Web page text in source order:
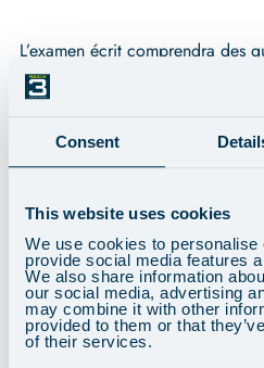
Consent
This website uses cookies
We use cookies to personalise
provide social media features
We also share information
our social media, advertising
may combine it with other
provided to them or that
of their services.
L’examen écrit comprendra des
réduction de la visée, ainsi que
mondiale.
Les candidats titulaires du
avoir été surveillé dans un centre
STCW complet délivré par le
pont (illimité) sont dispensés de
Avant de vous inscrire à